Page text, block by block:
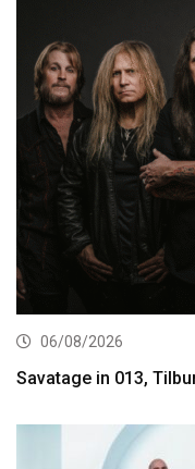
06/08/2026
Savatage in 013,